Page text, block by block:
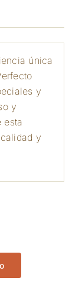
única
y
y
esta
y